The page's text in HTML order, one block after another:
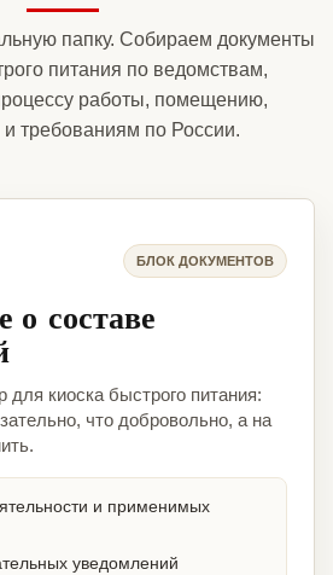
папку. Собираем документы
питания по ведомствам,
работы, помещению,
и требованиям по России.
БЛОК ДОКУМЕНТОВ
о составе
киоска быстрого питания:
что добровольно, а на
и применимых
уведомлений